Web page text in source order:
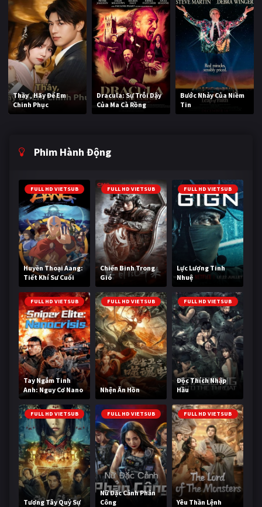
Thầy , Hãy Để Em
Chinh Phục
Dracula: Sự Trỗi Dậy
Của Ma Cà Rồng
Bước Nhảy Của Niềm
Tin
Phim Hành Động
FULL HD VIETSUB
Huyền Thoại Aang:
Tiết Khí Sư Cuối
Cùng
FULL HD VIETSUB
Chiến Binh Trong
Gió
FULL HD VIETSUB
Lực Lượng Tinh
Nhuệ
FULL HD VIETSUB
Tay Ngắm Tinh
Anh: Nguy Cơ Nano
FULL HD VIETSUB
Nhện Ăn Hồn
FULL HD VIETSUB
Độc Thích Nhập
Hầu
FULL HD VIETSUB
Tương Tây Quỷ Sự
FULL HD VIETSUB
Nữ Đặc Cảnh Phản
Công
FULL HD VIETSUB
Yêu Thần Lệnh